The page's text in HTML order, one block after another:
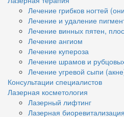
Лечение грибков ногтей
Лечение и удаление
Лечение винных пятен,
Лечение ангиом
Лечение купероза
Лечение шрамов и
Лечение угревой сыпи
Консультации специалистов
Лазерная косметология
Лазерный лифтинг
Лазерная биоревитализация